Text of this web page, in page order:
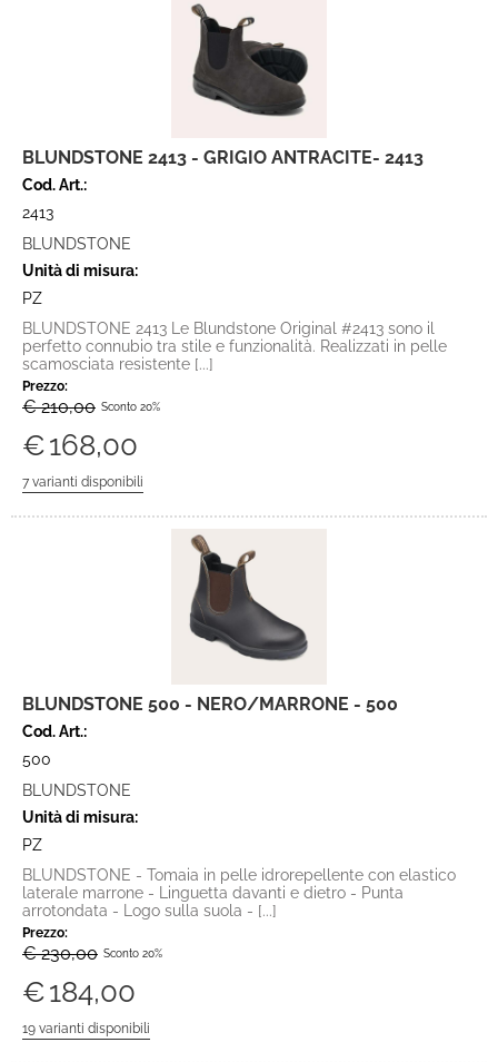
BLUNDSTONE 2413 - GRIGIO ANTRACITE- 2413
Cod. Art.:
2413
BLUNDSTONE
Unità di misura:
PZ
BLUNDSTONE 2413 Le Blundstone Original #2413 sono il
perfetto connubio tra stile e funzionalità. Realizzati in pelle
scamosciata resistente [...]
Prezzo:
€ 210,00 Sconto 20%
€168,00
BLUNDSTONE 500 - NERO/MARRONE - 500
Cod. Art.:
500
BLUNDSTONE
Unità di misura:
PZ
BLUNDSTONE - Tomaia in pelle idrorepellente con elastico
laterale marrone - Linguetta davanti e dietro - Punta
arrotondata - Logo sulla suola - [...]
Prezzo:
€ 230,00 Sconto 20%
€184,00